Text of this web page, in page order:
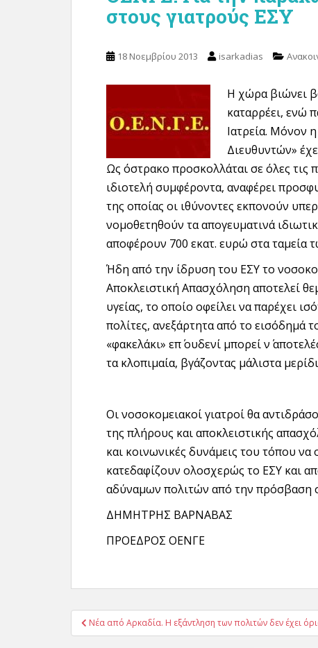
στους γιατρούς ΕΣΥ
18 Νοεμβρίου 2013 isarkadias
Η χώρα βιώνει
καταρρέει, ενώ
Ιατρεία. Μόνον
Διευθυντών»
Ως όστρακο προσκολλάται σε όλες τις
ιδιοτελή συμφέροντα, αναφέρει
της οποίας οι ιθύνοντες εκπονούν
νομοθετηθούν τα απογευματινά
αποφέρουν 700 εκατ. ευρώ στα ταμεία
Ήδη από την ίδρυση του ΕΣΥ το
Αποκλειστική Απασχόληση αποτελεί
υγείας, το οποίο οφείλει να παρέχει
πολίτες, ανεξάρτητα από το εισόδημά
«φακελάκι» επ΄ ουδενί μπορεί ν΄
τα κλοπιμαία, βγάζοντας μάλιστα
Οι νοσοκομειακοί γιατροί θα
της πλήρους και αποκλειστικής
και κοινωνικές δυνάμεις του τόπου
κατεδαφίζουν ολοσχερώς το ΕΣΥ και
αδύναμων πολιτών από την πρόσβαση
ΔΗΜΗΤΡΗΣ ΒΑΡΝΑΒΑΣ
ΠΡΟΕΔΡΟΣ ΟΕΝΓΕ
Πλοήγηση
άρθρων
Νέα από Αρκαδία. Η εξάντληση των πολιτών δεν έχει